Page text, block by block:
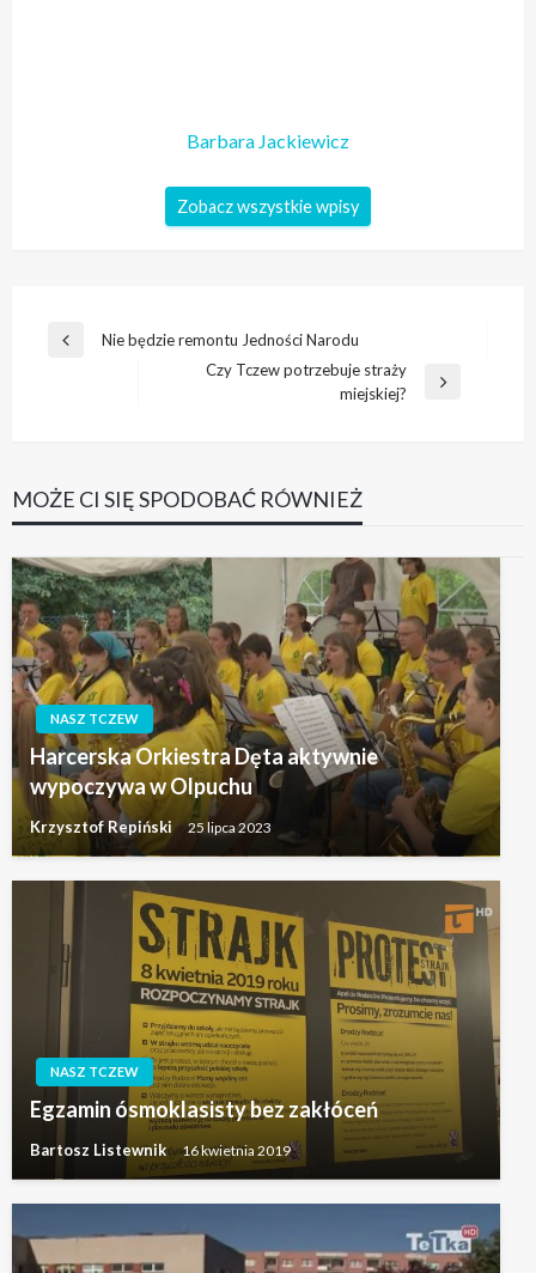
Barbara Jackiewicz
Zobacz wszystkie wpisy
Nawigacja
Poprzedni
Nie będzie remontu Jedności Narodu
Czy Tczew potrzebuje straży
miejskiej?
MOŻE CI SIĘ SPODOBAĆ RÓWNIEŻ
NASZ TCZEW
Harcerska Orkiestra Dęta aktywnie
wypoczywa w Olpuchu
Krzysztof Repiński 25 lipca 2023
NASZ TCZEW
Egzamin ósmoklasisty bez zakłóceń
Bartosz Listewnik 16 kwietnia 2019